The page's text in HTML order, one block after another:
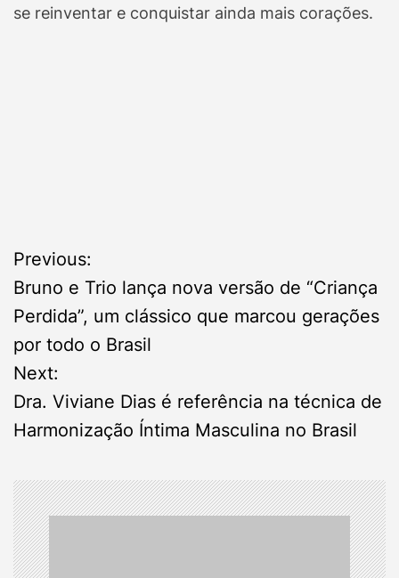
se reinventar e conquistar ainda mais corações.
P
o
s
t
n
a
v
i
Previous:
Bruno e Trio lança nova versão de “Criança
Perdida”, um clássico que marcou gerações
por todo o Brasil
Next:
Dra. Viviane Dias é referência na técnica de
Harmonização Íntima Masculina no Brasil